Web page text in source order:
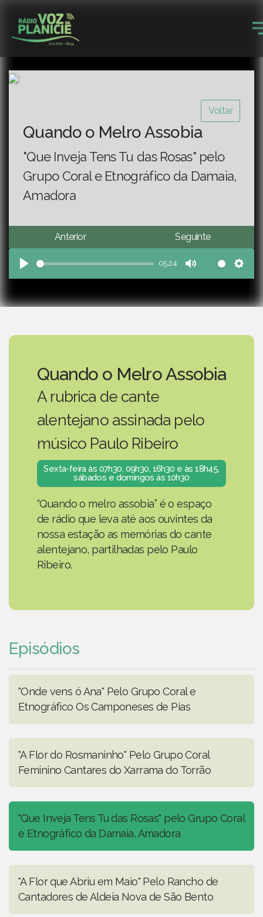
Voltar
Quando o Melro Assobia
"Que Inveja Tens Tu das Rosas" pelo
Grupo Coral e Etnográfico da Damaia,
Amadora
Anterior Seguinte
Play
05:24
Mute
Quando o Melro Assobia
A rubrica de cante
alentejano assinada pelo
músico Paulo Ribeiro
Sexta-feira às 07h30, 09h30, 16h30 e às 18h45,
sábados e domingos às 10h30
“Quando o melro assobia” é o espaço
de rádio que leva até aos ouvintes da
nossa estação as memórias do cante
alentejano, partilhadas pelo Paulo
Ribeiro.
Episódios
"Onde vens ó Ana" Pelo Grupo Coral e
Etnográfico Os Camponeses de Pias
"A Flor do Rosmaninho" Pelo Grupo Coral
Feminino Cantares do Xarrama do Torrão
"Que Inveja Tens Tu das Rosas" pelo Grupo Coral
e Etnográfico da Damaia, Amadora
"A Flor que Abriu em Maio" Pelo Rancho de
Cantadores de Aldeia Nova de São Bento